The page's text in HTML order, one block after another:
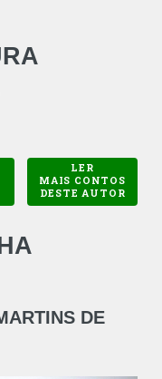
LER
MAIS CONTOS
DESTE AUTOR
DE